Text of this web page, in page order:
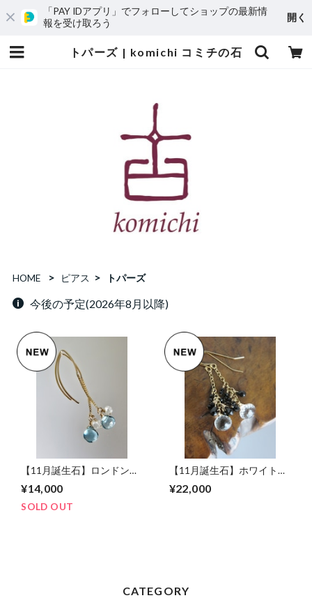
「PAY IDアプリ」でフォローしてショップの最新情
報を受け取ろう
開く
トパーズ | komichi コミチの石
HOME ピアス トパーズ
今後の予定(2026年8月以降)
【11月誕生石】ロンドンブ
のピアス
¥14,000
SOLD OUT
【11月誕生石】ホワイトト
のデザインピアス
¥22,000
CATEGORY